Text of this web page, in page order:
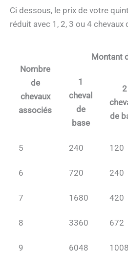
Ci dessous, le prix de votre
réduit avec 1, 2, 3 ou 4 chevaux
Nombre
de
chevaux
associés
Montant
1
cheval
de
base
2
de
5 240 120
6 720 240
7 1680 420
8 3360 672
9 6048 1008